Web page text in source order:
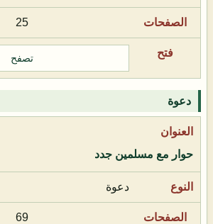
25
تصفح
دعوة
حوار مع مسلمين جدد
دعوة
69